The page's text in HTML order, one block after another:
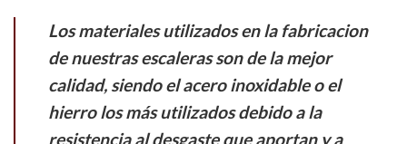
Los materiales utilizados en la fabricacion
de nuestras escaleras son de la mejor
calidad, siendo el acero inoxidable o el
hierro los más utilizados debido a la
resistencia al desgaste que aportan y a